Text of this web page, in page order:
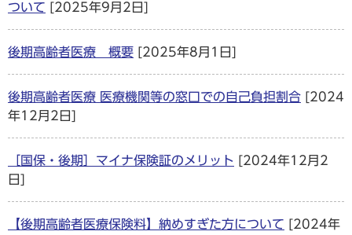
ついて [2025年9月2日]
後期高齢者医療 概要 [2025年8月1日]
後期高齢者医療 医療機関等の窓口での自己負担割合 [2024
年12月2日]
［国保・後期］マイナ保険証のメリット
[2024年12月2
日]
【後期高齢者医療保険料】納めすぎた方について [2024年